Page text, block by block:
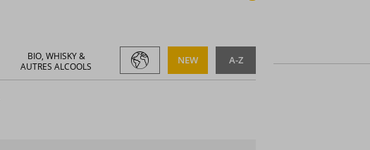
BIO, WHISKY &
AUTRES ALCOOLS
A-Z
NEW